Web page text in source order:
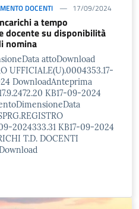
DOCENTI 17/09/2024
a tempo
docente su disponibilità
nomina
attoDownload
UFFICIALE(U).0004353.17-
DownloadAnteprima
KB17-09-2024
2024333.31 KB17-09-2024
T.D. DOCENTI